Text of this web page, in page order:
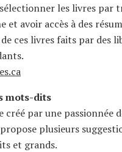
les livres par
et avoir accès à des
ces livres faits par des
mots-dits
créé par une passionnée
plusieurs
et grands.